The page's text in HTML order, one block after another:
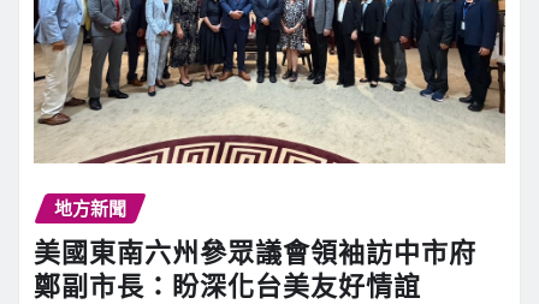
地方新聞
美國東南六州參眾議會領袖訪中市府
鄭副市長：盼深化台美友好情誼